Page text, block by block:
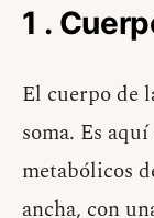
1 .
El cuerpo de
soma. Es
metabólicos
ancha, con